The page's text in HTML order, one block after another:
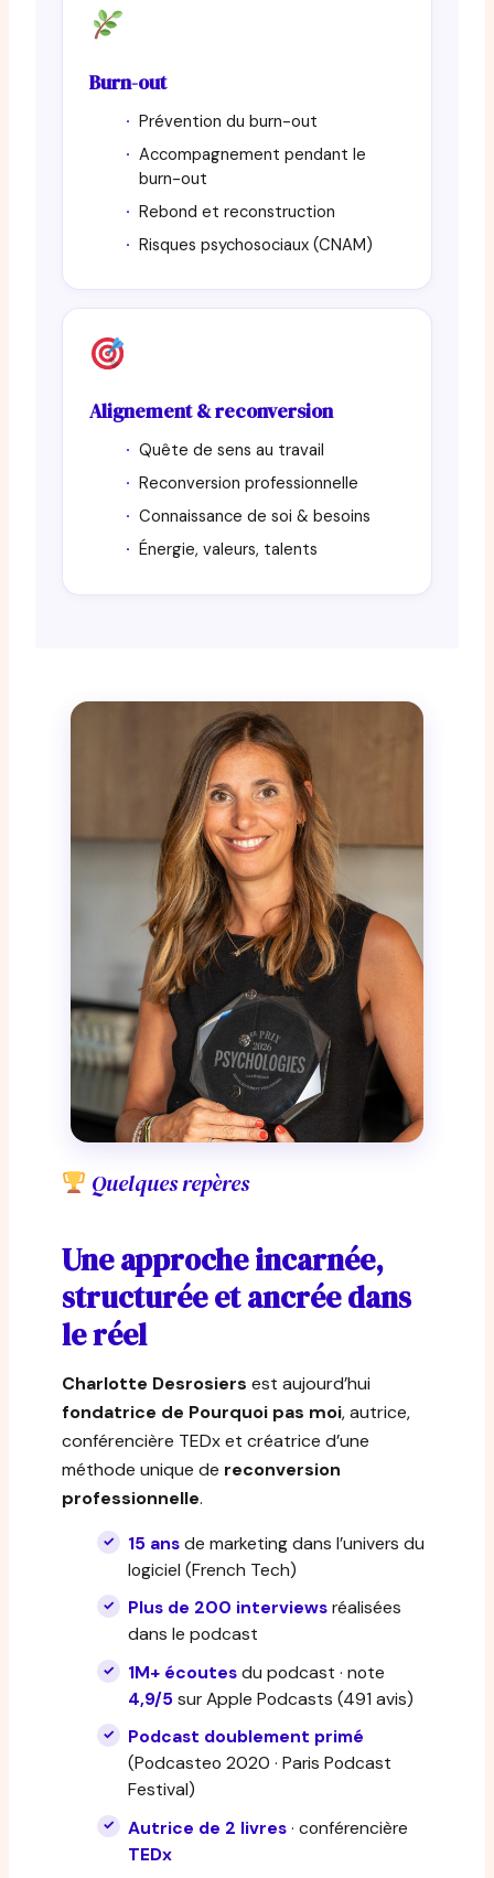
Burn-out
Prévention du burn-out
Accompagnement pendant le
burn-out
Rebond et reconstruction
Risques psychosociaux (CNAM)
Alignement & reconversion
Quête de sens au travail
Reconversion professionnelle
Connaissance de soi & besoins
Énergie, valeurs, talents
Quelques repères
Une approche incarnée,
structurée et ancrée dans
le réel
Charlotte Desrosiers est aujourd’hui
fondatrice de Pourquoi pas moi, autrice,
conférencière TEDx et créatrice d’une
méthode unique de reconversion
professionnelle.
15 ansde marketing dans l’univers du
logiciel (French Tech)
Plus de 200 interviewsréalisées
dans le podcast
1M+ écoutesdu podcast · note
4,9/5 sur Apple Podcasts (491 avis)
Podcast doublement primé
(Podcasteo 2020 · Paris Podcast
Festival)
Autrice de 2 livres· conférencière
TEDx